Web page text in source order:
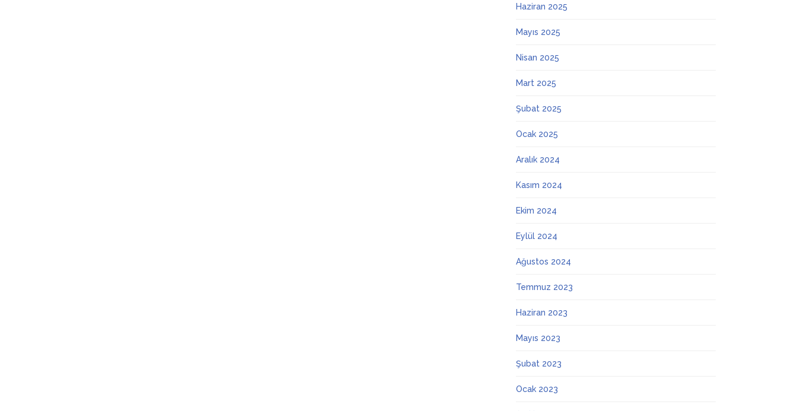
Haziran 2025
Mayıs 2025
Nisan 2025
Mart 2025
Şubat 2025
Ocak 2025
Aralık 2024
Kasım 2024
Ekim 2024
Eylül 2024
Ağustos 2024
Temmuz 2023
Haziran 2023
Mayıs 2023
Şubat 2023
Ocak 2023